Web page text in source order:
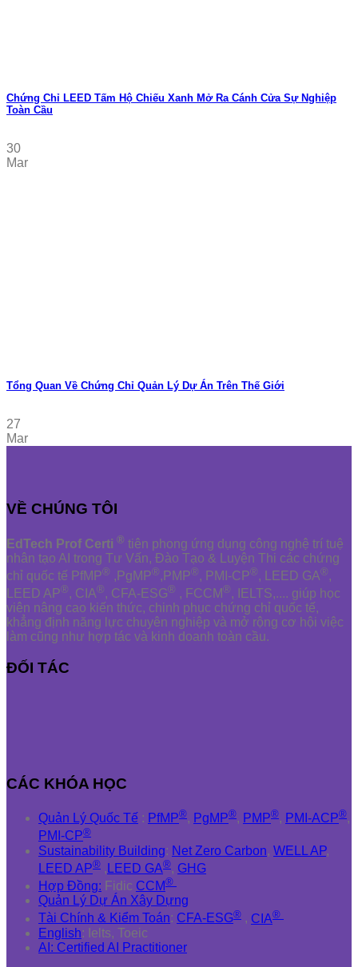
Chứng Chỉ LEED Tấm Hộ Chiếu Xanh Mở Ra Cánh Cửa Sự Nghiệp
Toàn Cầu
30
Mar
Tổng Quan Về Chứng Chỉ Quản Lý Dự Án Trên Thế Giới
27
Mar
VỀ CHÚNG TÔI
EdTech Prof Certi ® tiên phong ứng dụng công nghệ trí tuệ
nhân tạo AI trong Tư Vấn, Đào Tạo & Luyện Thi các chứng
chỉ quốc tế PfMP® ,PgMP®,PMP®, PMI-CP®, LEED GA®,
LEED AP®, CIA®, CFA-ESG® , FCCM®, IELTS,.... giúp học
viên nâng cao kiến thức, chinh phục chứng chỉ quốc tế,
khẳng định năng lực chuyên nghiệp và mở rộng cơ hội việc
làm cũng như hợp tác và kinh doanh toàn cầu.
ĐỐI TÁC
CÁC KHÓA HỌC
Quản Lý Quốc Tế : PfMP®, PgMP®, PMP®, PMI-ACP®,
PMI-CP®
Sustainability Building: Net Zero Carbon, WELL AP,
LEED AP® , LEED GA®, GHG
Hợp Đồng: Fidic CCM®
Quản Lý Dự Án Xây Dựng
Tài Chính & Kiểm Toán: CFA-ESG® , CIA®
English: Ielts, Toeic
AI: Certified AI Practitioner